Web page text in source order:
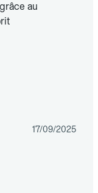
au
17/09/2025